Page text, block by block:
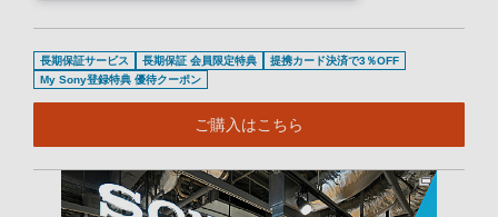
長期保証サービス 長期保証 会員限定特典
提携カード決済で3％OFF
My Sony登録特典 優待クーポン
ご購入はこちら